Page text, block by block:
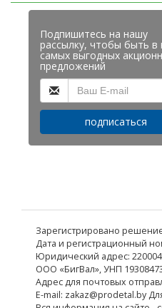
Подпишитесь на нашу
рассылку, чтобы быть в
самых выгодных
предложений
подписаться
Зарегистрировано
Дата и регистрационный
Юридический адрес:
ООО «БигВал», УНП
Адрес для почтовых
E-mail: zakaz@prodetal.by